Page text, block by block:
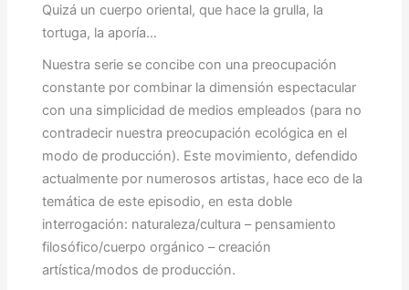
Quizá un cuerpo oriental, que hace la grulla, la
tortuga, la aporía…
Nuestra serie se concibe con una preocupación
constante por combinar la dimensión espectacular
con una simplicidad de medios empleados (para no
contradecir nuestra preocupación ecológica en el
modo de producción). Este movimiento, defendido
actualmente por numerosos artistas, hace eco de la
temática de este episodio, en esta doble
interrogación: naturaleza/cultura – pensamiento
filosófico/cuerpo orgánico – creación
artística/modos de producción.